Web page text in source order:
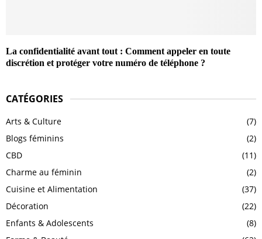
La confidentialité avant tout : Comment appeler en toute
discrétion et protéger votre numéro de téléphone ?
CATÉGORIES
Arts & Culture
(7)
Blogs féminins
(2)
CBD
(11)
Charme au féminin
(2)
Cuisine et Alimentation
(37)
Décoration
(22)
Enfants & Adolescents
(8)